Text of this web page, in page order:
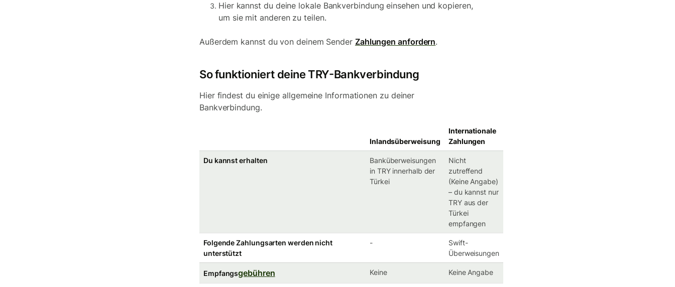
Hier kannst du deine lokale Bankverbindung einsehen und kopieren,
um sie mit anderen zu teilen.
Außerdem kannst du von deinem Sender Zahlungen anfordern.
So funktioniert deine TRY-Bankverbindung
Hier findest du einige allgemeine Informationen zu deiner
Bankverbindung.
Inlandsüberweisung
Internationale
Zahlungen
Du kannst erhalten
Banküberweisungen
in TRY innerhalb der
Türkei
Nicht
zutreffend
(Keine Angabe)
– du kannst nur
TRY aus der
Türkei
empfangen
Folgende Zahlungsarten werden nicht
unterstützt
-
Swift-
Überweisungen
Empfangsgebühren Keine Keine Angabe